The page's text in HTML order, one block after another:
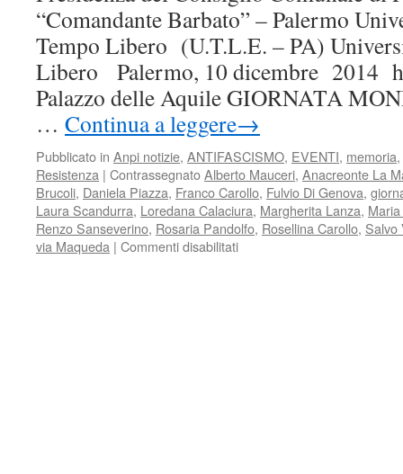
“Comandante Barbato” – Palermo
Tempo Libero (U.T.L.E. – PA)
Libero Palermo, 10 dicembre 2014
Palazzo delle Aquile GIORNATA
… Continua a leggere→
Pubblicato in Anpi notizie, ANTIFASCISMO, EVENTI, memoria,
Resistenza | ContrassegnatoAlberto Mauceri, Anacreonte La
Brucoli, Daniela Piazza, Franco Carollo, Fulvio Di Genova,
Laura Scandurra, Loredana Calaciura, Margherita Lanza,
Renzo Sanseverino, Rosaria Pandolfo, Rosellina Carollo, Salvo
via Maqueda | Commenti disabilitatisu